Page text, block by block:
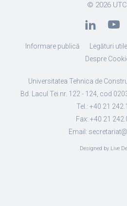
© 2026
Informare publică Legături utile
Despre
Universitatea Tehnica de
Bd. Lacul Tei nr. 122 - 124, cod
Tel.: +40 21
Fax: +40 21
Email:
Designed by Live